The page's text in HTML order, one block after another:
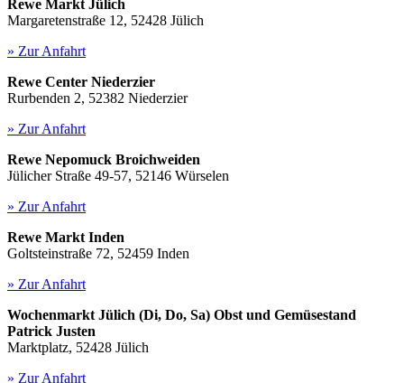
Rewe Markt Jülich
Margaretenstraße 12, 52428 Jülich
» Zur Anfahrt
Rewe Center Niederzier
Rurbenden 2, 52382 Niederzier
» Zur Anfahrt
Rewe Nepomuck Broichweiden
Jülicher Straße 49-57, 52146 Würselen
» Zur Anfahrt
Rewe Markt Inden
Goltsteinstraße 72, 52459 Inden
» Zur Anfahrt
Wochenmarkt Jülich (Di, Do, Sa) Obst und Gemüsestand
Patrick Justen
Marktplatz, 52428 Jülich
» Zur Anfahrt